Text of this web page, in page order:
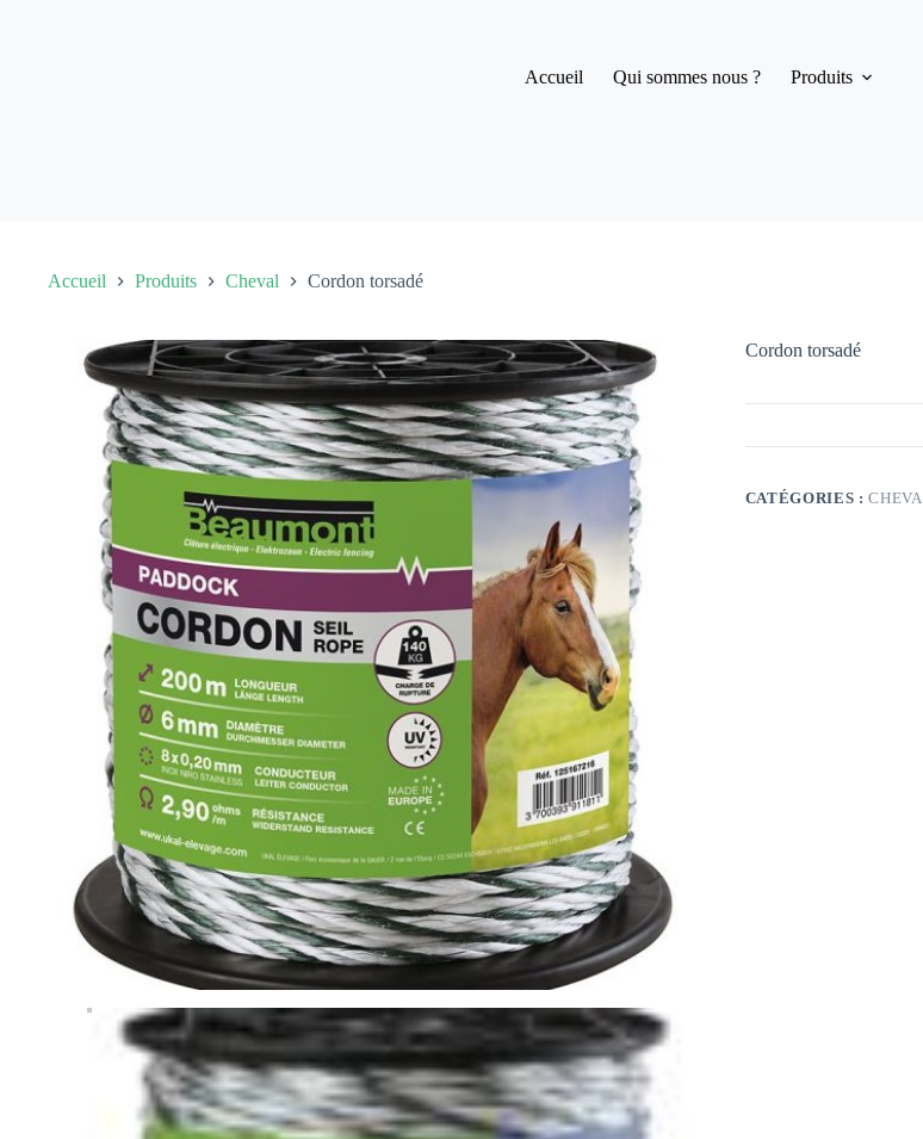
Accueil
Qui sommes nous ? Produits
Accueil Produits Cheval Cordon torsadé
Cordon torsadé
CATÉGORIES :